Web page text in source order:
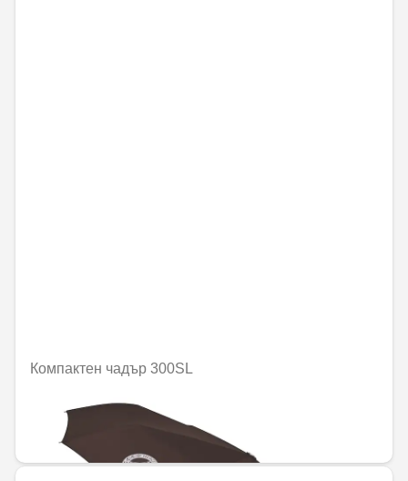
Компактен чадър 300SL
Не е налично онлайн
50,82 € / 99,40 лв.